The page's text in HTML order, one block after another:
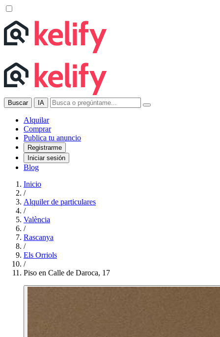
Buscar IA
Alquilar
Comprar
Publica tu anuncio
Registrarme
Iniciar sesión
Blog
Inicio
/
Alquiler de particulares
/
València
/
Rascanya
/
Els Orriols
/
Piso en Calle de Daroca, 17